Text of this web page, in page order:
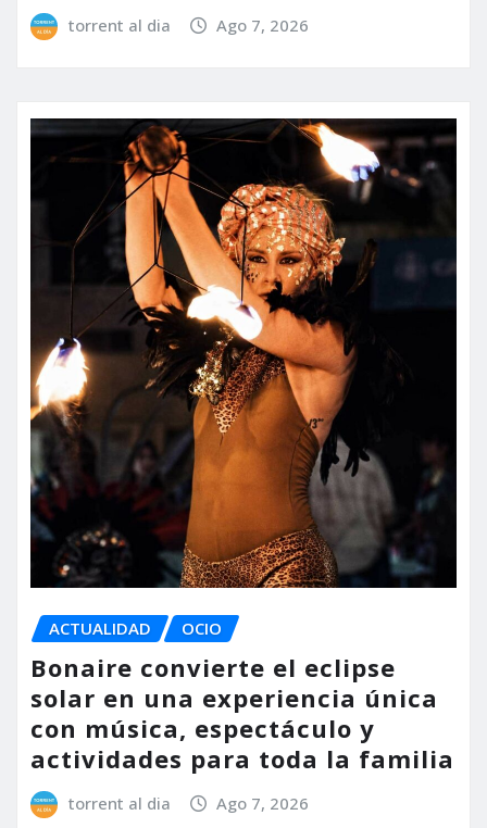
torrent al dia Ago 7, 2026
ACTUALIDAD OCIO
Bonaire convierte el eclipse
solar en una experiencia única
con música, espectáculo y
actividades para toda la familia
torrent al dia Ago 7, 2026